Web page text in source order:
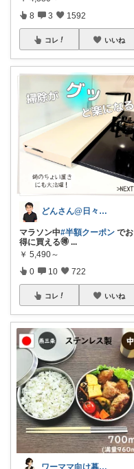
8 3 1592
コレ いいね
どんさん@日々の生活に彩りを
マラソン中#半額クーポン でお
得に買える🉐 ...
￥ 5,490～
0 10 722
コレ いいね